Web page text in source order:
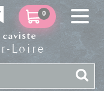
0
caviste
Loire